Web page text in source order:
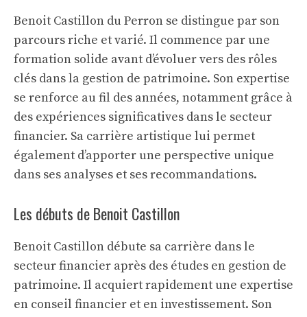
Benoit Castillon du Perron se distingue par son
parcours riche et varié. Il commence par une
formation solide avant d’évoluer vers des rôles
clés dans la gestion de patrimoine. Son expertise
se renforce au fil des années, notamment grâce à
des expériences significatives dans le secteur
financier. Sa carrière artistique lui permet
également d’apporter une perspective unique
dans ses analyses et ses recommandations.
Les débuts de Benoit Castillon
Benoit Castillon débute sa carrière dans le
secteur financier après des études en gestion de
patrimoine. Il acquiert rapidement une expertise
en conseil financier et en investissement. Son